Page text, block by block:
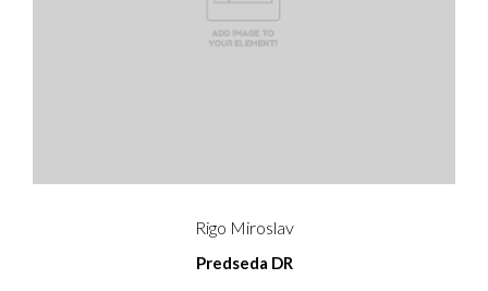
Rigo Miroslav
Predseda DR